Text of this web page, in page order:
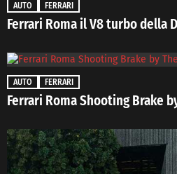
AUTO FERRARI
Ferrari Roma il V8 turbo della
AUTO FERRARI
Ferrari Roma Shooting Brake